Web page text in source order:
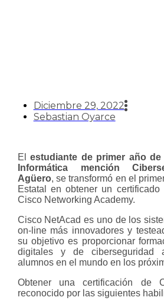
Diciembre 29, 2022
Sebastian Oyarce
Elestudiante de primer año
Informática mención
Agüero, se transformó en el
Estatal en obtener un
Cisco Networking Academy.
Cisco NetAcad es uno de los
on-line más innovadores y
su objetivo es proporcionar
digitales y de
alumnos en el mundo en los
Obtener una certificación de
reconocido por las siguientes